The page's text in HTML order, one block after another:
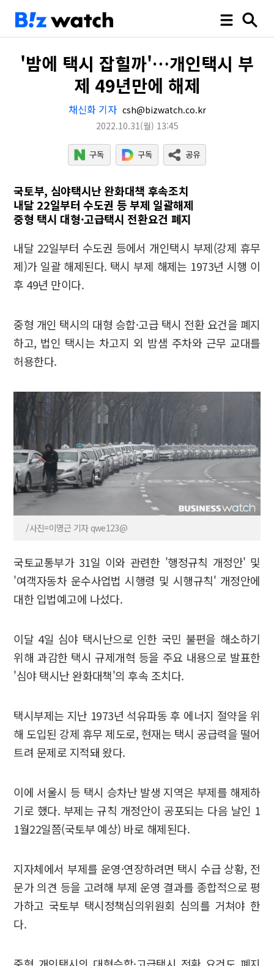
'밤에 택시 잡힐까'…개인택시 부
제 49년만에 해제
채신화 기자 csh@bizwatch.co.kr
2022.10.31(월) 13:45
국토부, 심야택시난 완화대책 후속조치
내달 22일부터 수도권 등 부제 일괄해제
중형 택시 대형·고급택시 전환요건 폐지
내달 22일부터 수도권 등에서 개인택시 부제(강제 휴무
제)가 일괄 해제된다. 택시 부제 해제는 1973년 시행 이
후 49년 만이다.
중형 개인 택시의 대형 승합·고급 택시 전환 요건을 폐지
하고, 법인 택시는 차고지 외 밤샘 주차와 근무 교대를
허용한다.
/사진=이명근 기자 qwe123@
국토교통부가 31일 이와 관련한 '행정규칙 개정안' 및
'여객자동차 운수사업법 시행령 및 시행규칙' 개정안에
대한 입법예고에 나섰다.
이달 4일 심야 택시난으로 인한 국민 불편을 해소하기
위해 과감한 택시 규제개혁 등을 주요 내용으로 발표한
'심야 택시난 완화대책'의 후속 조치다.
택시부제는 지난 1973년 석유파동 후 에너지 절약을 위
해 도입된 강제 휴무 제도로, 현재는 택시 공급력을 떨어
트려 문제로 지적돼 왔다.
이에 서울시 등 택시 승차난 발생 지역은 부제를 해제하
기로 했다. 부제는 규칙 개정안이 공포되는 다음 날인 1
1월22일쯤(국토부 예상) 바로 해제된다.
지자체에서 부제를 운영·연장하려면 택시 수급 상황, 전
문가 의견 등을 고려해 부제 운영 결과를 종합적으로 평
가하고 국토부 택시정책심의위원회 심의를 거쳐야 한
다.